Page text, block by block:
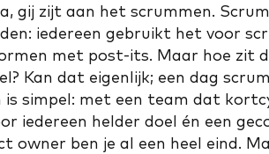
gij zijt aan het scrummen.
iedereen gebruikt het voor
met post-its. Maar hoe zit
Kan dat eigenlijk; een dag
is simpel: met een team dat
iedereen helder doel én een
owner ben je al een heel eind.